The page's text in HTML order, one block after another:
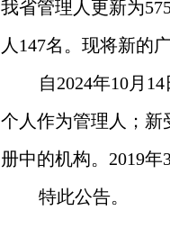
我省管理人更新为
人147名。现将新的
自2024年10月
个人作为管理人；新
册中的机构。2019
特此公告。